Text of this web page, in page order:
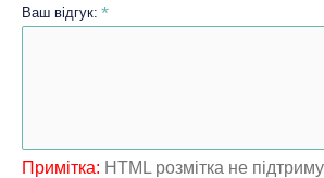
Ваш відгук:
Примітка: HTML розмітка не